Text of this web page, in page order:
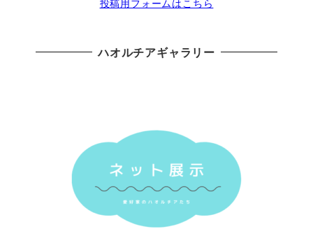
投稿用フォームはこちら
ハオルチアギャラリー